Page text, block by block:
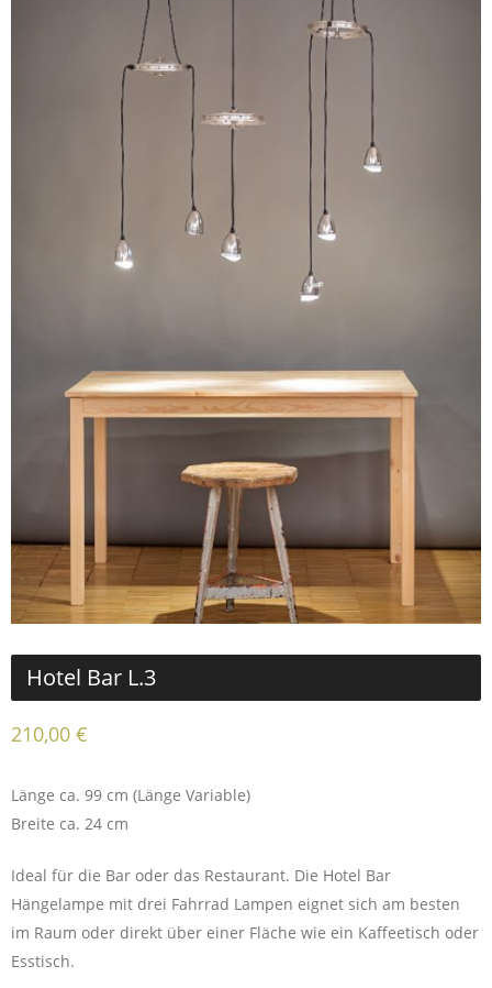
Hotel Bar L.3
210,00 €
Länge ca. 99 cm (Länge Variable)
Breite ca. 24 cm
Ideal für die Bar oder das Restaurant. Die Hotel Bar
Hängelampe mit drei Fahrrad Lampen eignet sich am besten
im Raum oder direkt über einer Fläche wie ein Kaffeetisch oder
Esstisch.